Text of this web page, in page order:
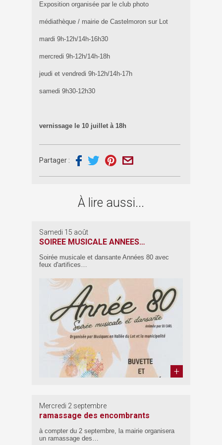
Exposition organisée par le club photo
médiathèque / mairie de Castelmoron sur Lot
mardi 9h-12h/14h-16h30
mercredi 9h-12h/14h-18h
jeudi et vendredi 9h-12h/14h-17h
samedi 9h30-12h30
vernissage le 10 juillet à 18h
Partager :
À lire aussi...
Samedi 15 août
SOIREE MUSICALE ANNEES…
Soirée musicale et dansante Années 80 avec
feux d'artifices…
Mercredi 2 septembre
ramassage des encombrants
à compter du 2 septembre, la mairie organisera
un ramassage des…